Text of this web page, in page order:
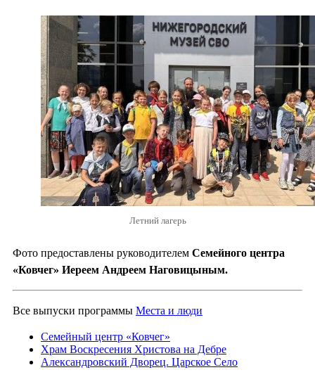
Летний лагерь
Фото предоставлены руководителем Семейного центра
«Ковчег» Иереем Андреем Наговицыным.
Все выпуски программы Места и люди
Семейный центр «Ковчег»
Храм Воскресения Христова на Дебре
Александровский Дворец. Царское Село